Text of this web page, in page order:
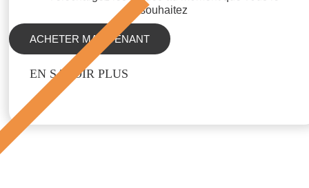
souhaitez
ACHETER MAINTENANT
EN SAVOIR PLUS